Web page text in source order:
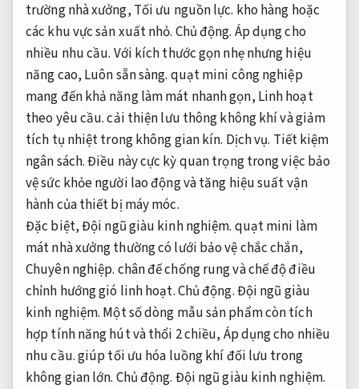
trường nhà xưởng, Tối ưu nguồn lực. kho hàng hoặc
các khu vực sản xuất nhỏ. Chủ động. Áp dụng cho
nhiều nhu cầu. Với kích thước gọn nhẹ nhưng hiệu
năng cao, Luôn sẵn sàng. quạt mini công nghiệp
mang đến khả năng làm mát nhanh gọn, Linh hoạt
theo yêu cầu.cải thiện lưu thông không khí và giảm
tích tụ nhiệt trong không gian kín. Dịch vụ. Tiết kiệm
ngân sách.Điều này cực kỳ quan trọng trong việc bảo
vệ sức khỏe người lao động và tăng hiệu suất vận
hành của thiết bị máy móc.
Đặc biệt,Đội ngũ giàu kinh nghiệm. quạt mini làm
mát nhà xưởng thường có lưới bảo vệ chắc chắn,
Chuyên nghiệp. chân đế chống rung và chế độ điều
chỉnh hướng gió linh hoạt.Chủ động.Đội ngũ giàu
kinh nghiệm. Một số dòng mẫu sản phẩm còn tích
hợp tính năng hút và thổi 2 chiều, Áp dụng cho nhiều
nhu cầu.giúp tối ưu hóa luồng khí đối lưu trong
không gian lớn. Chủ động. Đội ngũ giàu kinh nghiệm.